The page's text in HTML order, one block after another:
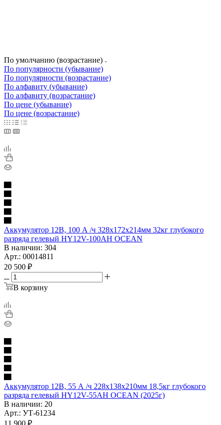
По умолчанию (возрастание)
По популярности (убывание)
По популярности (возрастание)
По алфавиту (убывание)
По алфавиту (возрастание)
По цене (убывание)
По цене (возрастание)
Аккумулятор 12В, 100 А /ч 328х172х214мм 32кг глубокого
разряда гелевый HY12V-100AH OCEAN
В наличии: 304
Арт.: 00014811
20 500 ₽
В корзину
Аккумулятор 12В, 55 А /ч 228х138х210мм 18,5кг глубокого
разряда гелевый HY12V-55AH OCEAN (2025г)
В наличии: 20
Арт.: УТ-61234
11 900 ₽